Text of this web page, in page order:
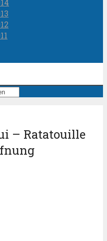
– Ratatouille